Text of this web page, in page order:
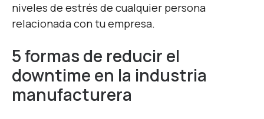
niveles de estrés de cualquier persona
relacionada con tu empresa.
5 formas de reducir el
downtime en la industria
manufacturera